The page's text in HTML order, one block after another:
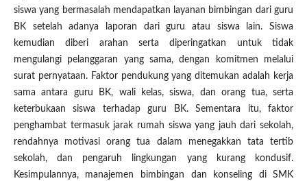
siswa yang bermasalah mendapatkan layanan bimbingan dari guru
BK setelah adanya laporan dari guru atau siswa lain. Siswa
kemudian diberi arahan serta diperingatkan untuk tidak
mengulangi pelanggaran yang sama, dengan komitmen melalui
surat pernyataan. Faktor pendukung yang ditemukan adalah kerja
sama antara guru BK, wali kelas, siswa, dan orang tua, serta
keterbukaan siswa terhadap guru BK. Sementara itu, faktor
penghambat termasuk jarak rumah siswa yang jauh dari sekolah,
rendahnya motivasi orang tua dalam menegakkan tata tertib
sekolah, dan pengaruh lingkungan yang kurang kondusif.
Kesimpulannya, manajemen bimbingan dan konseling di SMK